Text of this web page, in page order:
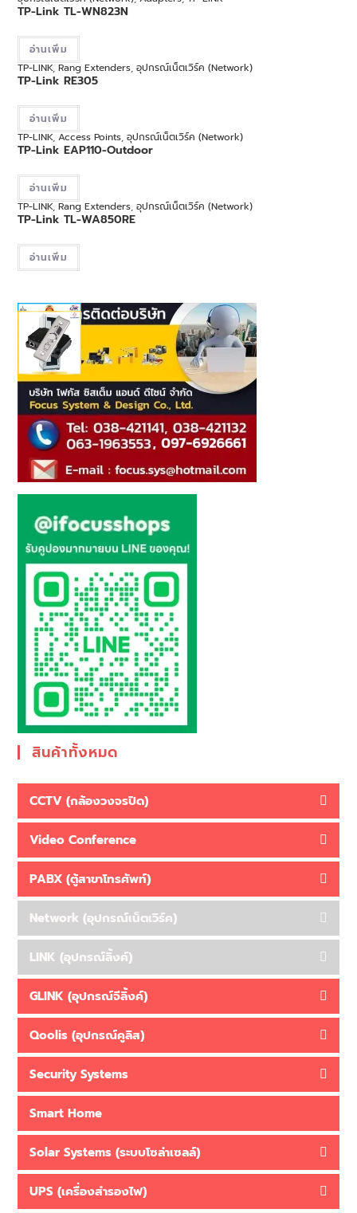
TP-Link TL-WN823N
อ่านเพิ่ม
TP-LINK,Rang Extenders,อุปกรณ์เน็ตเวิร์ค (Network)
TP-Link RE305
อ่านเพิ่ม
TP-LINK,Access Points,อุปกรณ์เน็ตเวิร์ค (Network)
TP-Link EAP110-Outdoor
อ่านเพิ่ม
TP-LINK,Rang Extenders,อุปกรณ์เน็ตเวิร์ค (Network)
TP-Link TL-WA850RE
อ่านเพิ่ม
สินค้าทั้งหมด
CCTV (กล้องวงจรปิด)
Video Conference
PABX (ตู้สาขาโทรศัพท์)
Network (อุปกรณ์เน็ตเวิร์ค)
LINK (อุปกรณ์ลิ้งค์)
GLINK (อุปกรณ์จีลิ้งค์)
Qoolis (อุปกรณ์คูลิส)
Security Systems
Smart Home
Solar Systems (ระบบโซล่าเซลล์)
UPS (เครื่องสำรองไฟ)